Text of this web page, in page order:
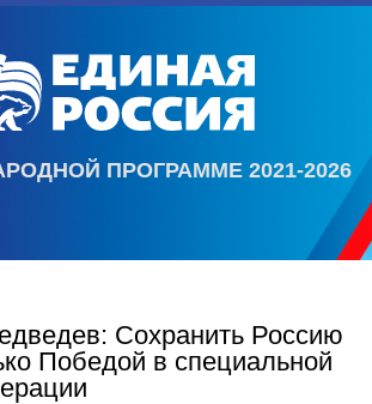
ПРОГРАММЕ 2021-2026
Сохранить Россию
Победой в специальной